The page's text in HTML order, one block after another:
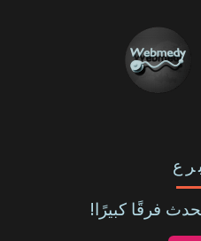
فرقًا كبيرًا!